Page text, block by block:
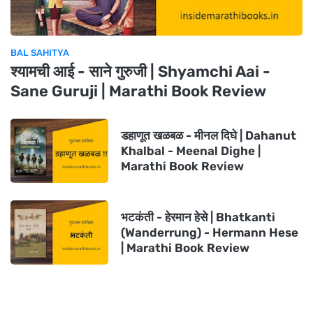
BAL SAHITYA
श्यामची आई - साने गुरुजी | Shyamchi Aai -
Sane Guruji | Marathi Book Review
डहाणूत खळबळ - मीनल दिघे | Dahanut
Khalbal - Meenal Dighe |
Marathi Book Review
भटकंती - हेरमान हेसे | Bhatkanti
(Wanderrung) - Hermann Hese
| Marathi Book Review